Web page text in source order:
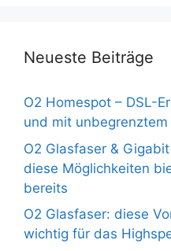
Neueste Beiträge
O2 Homespot – DSL-
und mit
O2 Glasfaser &
diese Möglichkeiten
bereits
O2 Glasfaser: diese
wichtig für das